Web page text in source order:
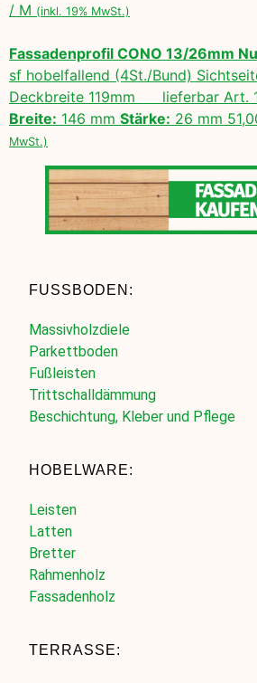
/ M (inkl. 19% MwSt.)
Fassadenprofil CONO 13/26mm
sf hobelfallend (4St./Bund)
Deckbreite 119mm lieferbar Art.
Breite: 146 mm Stärke: 26 mm
MwSt.)
FUSSBODEN:
Massivholzdiele
Parkettboden
Fußleisten
Trittschalldämmung
Beschichtung, Kleber und Pflege
HOBELWARE:
Leisten
Latten
Bretter
Rahmenholz
Fassadenholz
TERRASSE: